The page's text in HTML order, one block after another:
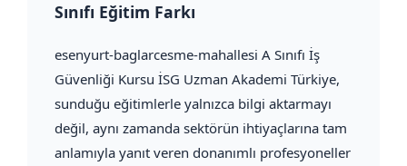
Sınıfı Eğitim Farkı
esenyurt-baglarcesme-mahallesi A Sınıfı İş
Güvenliği Kursu İSG Uzman Akademi Türkiye,
sunduğu eğitimlerle yalnızca bilgi aktarmayı
değil, aynı zamanda sektörün ihtiyaçlarına tam
anlamıyla yanıt veren donanımlı profesyoneller